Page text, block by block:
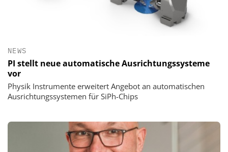
NEWS
PI stellt neue automatische Ausrichtungssysteme
vor
Physik Instrumente erweitert Angebot an automatischen
Ausrichtungssystemen für SiPh-Chips